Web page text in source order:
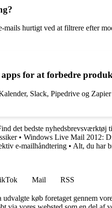
hurtigt ved at filtrere efter
for at forbedre
Slack, Pipedrive og
det bedste nyhedsbrevsværktøj
• Windows Live Mail 2012:
e-mailhåndtering • Alt, du har
Mail
RSS
køb foretaget gennem